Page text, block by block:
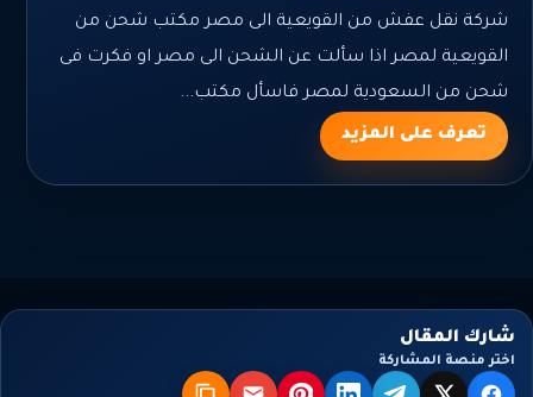
شركة نقل عفش من القويعية الى مصر مكتب شحن من
القويعية لمصر اذا سألت عن الشحن الى مصر او فكرت فى
شحن من السعودية لمصر فاسأل مكتب...
تعرف على المزيد
شارك المقال
اختر منصة المشاركة